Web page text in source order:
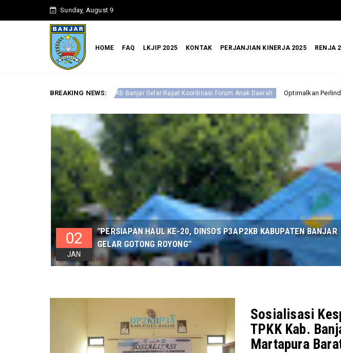
Sunday, August 9
HOME FAQ LKJIP 2025 KONTAK PERJANJIAN KINERJA 2025 RENJA
BREAKING NEWS:
P3AP2KB Banjar Gelar Rapat Koordinasi Forum Anak Daerah Optimalkan Perlindungan Anak,
"PERSIAPAN HAUL KE-20, DINSOS P3AP2KB KABUPATEN BANJAR
GELAR GOTONG ROYONG"
02
JAN
Sosialisasi
TPKK Kab.
Martapura